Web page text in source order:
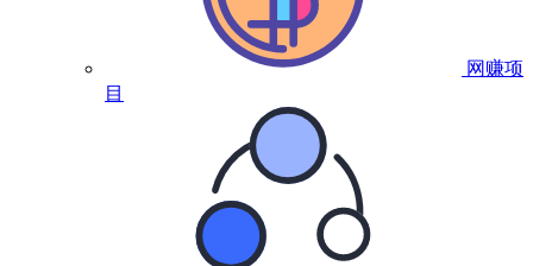
网赚项
目